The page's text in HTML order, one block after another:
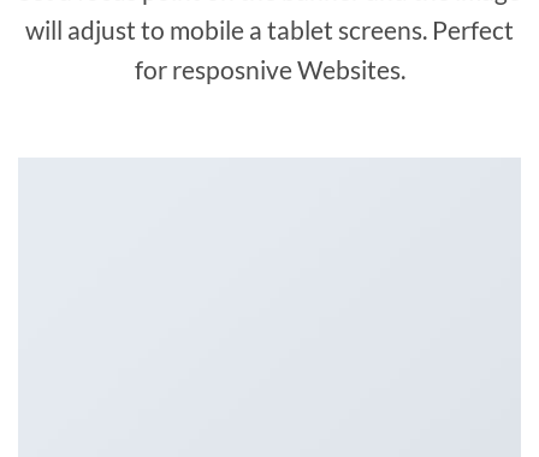
will adjust to mobile a tablet screens. Perfect
for resposnive Websites.